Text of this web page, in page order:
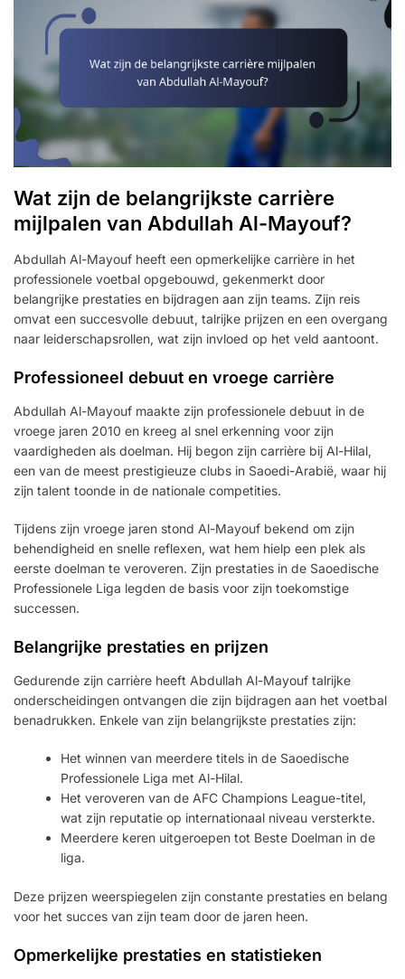
Wat zijn de belangrijkste carrière
mijlpalen van Abdullah Al-Mayouf?
Abdullah Al-Mayouf heeft een opmerkelijke carrière in het
professionele voetbal opgebouwd, gekenmerkt door
belangrijke prestaties en bijdragen aan zijn teams. Zijn reis
omvat een succesvolle debuut, talrijke prijzen en een overgang
naar leiderschapsrollen, wat zijn invloed op het veld aantoont.
Professioneel debuut en vroege carrière
Abdullah Al-Mayouf maakte zijn professionele debuut in de
vroege jaren 2010 en kreeg al snel erkenning voor zijn
vaardigheden als doelman. Hij begon zijn carrière bij Al-Hilal,
een van de meest prestigieuze clubs in Saoedi-Arabië, waar hij
zijn talent toonde in de nationale competities.
Tijdens zijn vroege jaren stond Al-Mayouf bekend om zijn
behendigheid en snelle reflexen, wat hem hielp een plek als
eerste doelman te veroveren. Zijn prestaties in de Saoedische
Professionele Liga legden de basis voor zijn toekomstige
successen.
Belangrijke prestaties en prijzen
Gedurende zijn carrière heeft Abdullah Al-Mayouf talrijke
onderscheidingen ontvangen die zijn bijdragen aan het voetbal
benadrukken. Enkele van zijn belangrijkste prestaties zijn:
Het winnen van meerdere titels in de Saoedische
Professionele Liga met Al-Hilal.
Het veroveren van de AFC Champions League-titel,
wat zijn reputatie op internationaal niveau versterkte.
Meerdere keren uitgeroepen tot Beste Doelman in de
liga.
Deze prijzen weerspiegelen zijn constante prestaties en belang
voor het succes van zijn team door de jaren heen.
Opmerkelijke prestaties en statistieken